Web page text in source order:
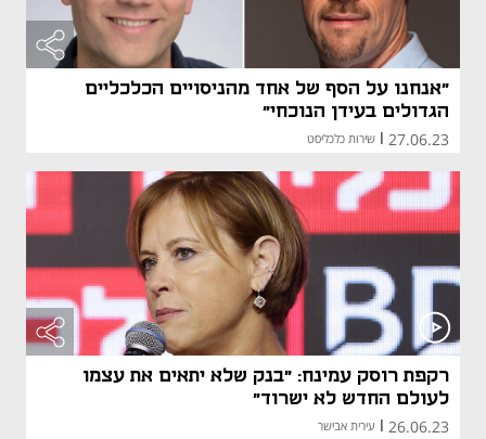
"אנחנו על הסף של אחד מהניסויים הכלכליים
הגדולים בעידן הנוכחי"
27.06.23 שירות כלכליסט
רקפת רוסק עמינח: "בנק שלא יתאים את עצמו
לעולם החדש לא ישרוד"
26.06.23
| עירית אבישר